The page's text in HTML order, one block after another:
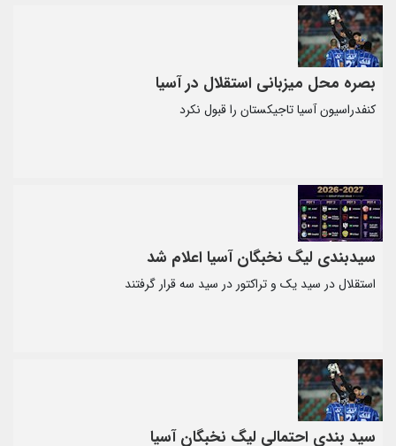
بصره محل میزبانی استقلال در آسیا
کنفدراسیون آسیا تاجیکستان را قبول نکرد
سیدبندی لیگ نخبگان آسیا اعلام شد
استقلال در سید یک و تراکتور در سید سه قرار گرفتند
سید بندی احتمالی لیگ نخبگان آسیا